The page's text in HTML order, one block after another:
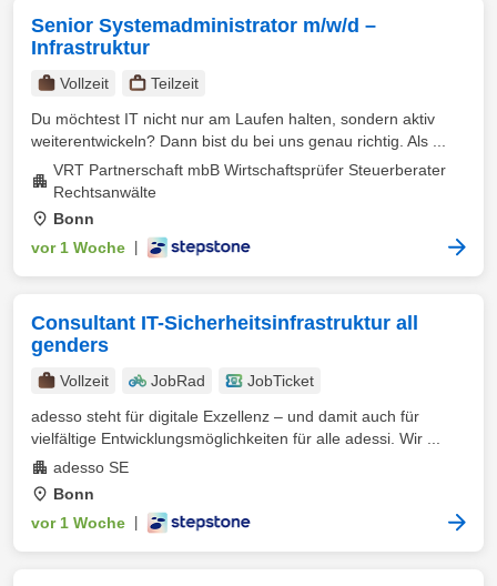
Senior Systemadministrator m/w/d –
Infrastruktur
Vollzeit
Teilzeit
Du möchtest IT nicht nur am Laufen halten, sondern aktiv
weiterentwickeln? Dann bist du bei uns genau richtig. Als ...
VRT Partnerschaft mbB Wirtschaftsprüfer Steuerberater
Rechtsanwälte
Bonn
vor 1 Woche
Consultant IT-Sicherheitsinfrastruktur all
genders
Vollzeit JobRad
JobTicket
adesso steht für digitale Exzellenz – und damit auch für
vielfältige Entwicklungsmöglichkeiten für alle adessi. Wir ...
adesso SE
Bonn
vor 1 Woche